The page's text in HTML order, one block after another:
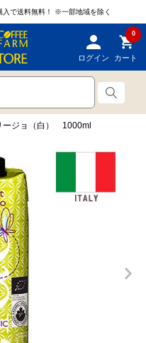
で送料無料！ ※一部地域を除く
ログイン
0
カート
ージョ（白） 1000ml